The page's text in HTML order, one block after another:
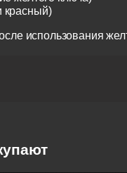
красный)
использования